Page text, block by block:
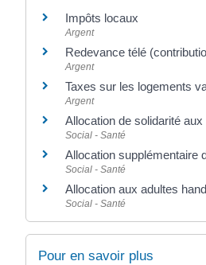
Impôts locaux
Argent
Redevance télé
Argent
Taxes sur les logements
Argent
Allocation de solidarité
Social - Santé
Allocation supplémentaire
Social - Santé
Allocation aux adultes
Social - Santé
Pour en savoir plus